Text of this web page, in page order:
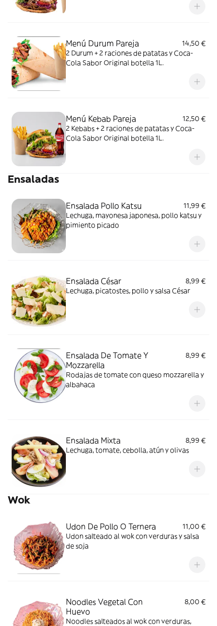
Menú Durum Pareja
14,50 €
2 Durum + 2 raciones de patatas y Coca-
Cola Sabor Original botella 1L.
Menú Kebab Pareja
12,50 €
2 Kebabs + 2 raciones de patatas y Coca-
Cola Sabor Original botella 1L.
Ensaladas
Ensalada Pollo Katsu
11,99 €
Lechuga, mayonesa japonesa, pollo katsu y
pimiento picado
Ensalada César
8,99 €
Lechuga, picatostes, pollo y salsa César
Ensalada De Tomate Y
Mozzarella
8,99 €
Rodajas de tomate con queso mozzarella y
albahaca
Ensalada Mixta
8,99 €
Lechuga, tomate, cebolla, atún y olivas
Wok
Udon De Pollo O Ternera
11,00 €
Udon salteado al wok con verduras y salsa
de soja
Noodles Vegetal Con
Huevo
8,00 €
Noodles salteados al wok con verduras,